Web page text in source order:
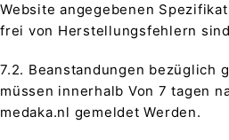
Website angegebenen
frei von Herstellungsfehlern
7.2. Beanstandungen bezüglich
müssen innerhalb Von 7 tagen
medaka.nl gemeldet Werden.